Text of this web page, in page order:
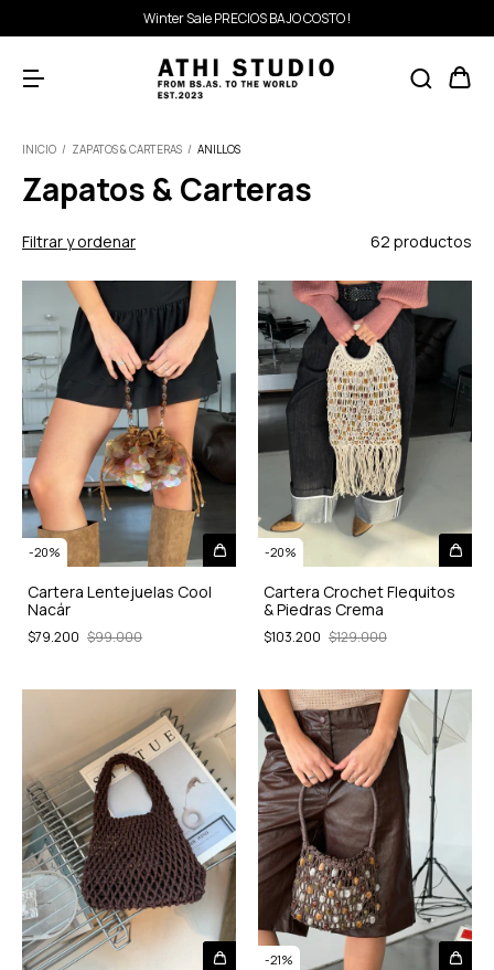
Winter Sale PRECIOS BAJO COSTO !
INICIO / ZAPATOS & CARTERAS / ANILLOS
Zapatos & Carteras
Filtrar y ordenar 62 productos
-20%
Cartera Lentejuelas Cool
Nacár
$79.200 $99.000
-20%
Cartera Crochet Flequitos
& Piedras Crema
$103.200 $129.000
-21%